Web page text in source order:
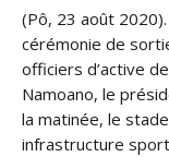
(Pô, 23 août
cérémonie de
officiers d’active
Namoano, le
la matinée, le
infrastructure